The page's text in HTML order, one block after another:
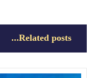
Related posts...